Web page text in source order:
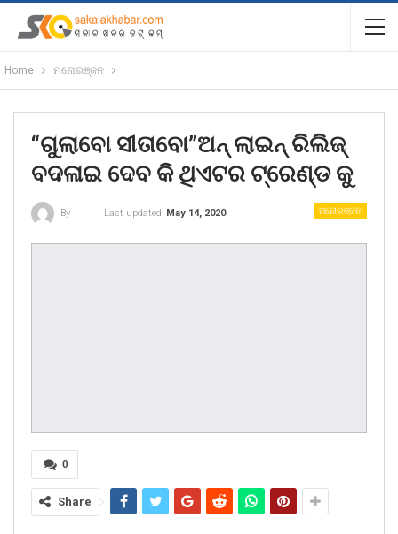
Home ମନୋରଞ୍ଜନ
“ଗୁଲାବୋ ସୀତାବୋ”ଅନ୍ ଲାଇନ୍ ରିଲିଜ୍
ବଦଳାଇ ଦେବ କି ଥିଏଟର ଟ୍ରେଣ୍ଡ କୁ
ମନୋରଞ୍ଜନ
By Last updated May 14, 2020
0
Share